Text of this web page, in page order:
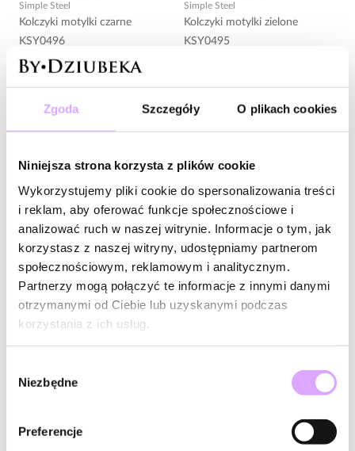
Zgoda Szczegóły O plikach cookies
Niniejsza strona korzysta z plików cookie
Wykorzystujemy pliki cookie do spersonalizowania treści
i reklam, aby oferować funkcje społecznościowe i
analizować ruch w naszej witrynie. Informacje o tym, jak
korzystasz z naszej witryny, udostępniamy partnerom
społecznościowym, reklamowym i analitycznym.
Partnerzy mogą połączyć te informacje z innymi danymi
otrzymanymi od Ciebie lub uzyskanymi podczas
korzystania z ich usług.
zgody
Niezbędne
Preferencje
Simple Steel
Kolczyki motylki czarne
KSY0496
44,00 zł
Simple Steel
Kolczyki motylki zielone
KSY0495
-20% kod: HOT20
Simple Steel
Kolczyki motylki błękitne
44,00 zł
-20% kod: HOT20
Kolczyki motylki jasnoróżowe